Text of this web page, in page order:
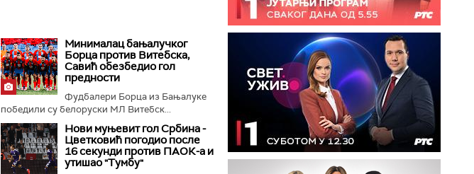
Минималац бањалучког
Борца против Витебска,
Савић обезбедио гол
предности
Фудбалери Борца из Бањалуке
победили су белоруски МЛ Витебск...
Нови муњевит гол Србина -
Цветковић погодио после
16 секунди против ПАОК-а и
утишао "Тумбу"